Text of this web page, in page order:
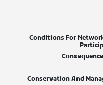
Conditions For
Conservation And